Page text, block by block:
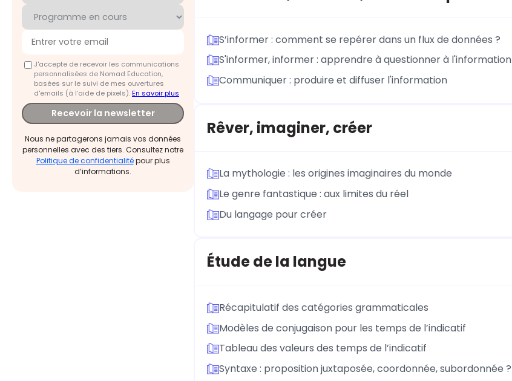
J'accepte de recevoir les communications
personnalisées de Nomad Education,
basées sur le suivi de mes ouvertures
d'emails (à l’aide de pixels).En savoir plus
Recevoir la newsletter
Nous ne partagerons jamais vos données
personnelles avec des tiers. Consultez notre
Politique de confidentialitépour plus
d’informations.
S’informer : comment se repérer dans un flux de données ?
S'informer, informer : apprendre à questionner à l'information
Communiquer : produire et diffuser l'information
Rêver, imaginer, créer
La mythologie : les origines imaginaires du monde
Le genre fantastique : aux limites du réel
Du langage pour créer
Étude de la langue
Récapitulatif des catégories grammaticales
Modèles de conjugaison pour les temps de l’indicatif
Tableau des valeurs des temps de l’indicatif
Syntaxe : proposition juxtaposée, coordonnée, subordonnée ?